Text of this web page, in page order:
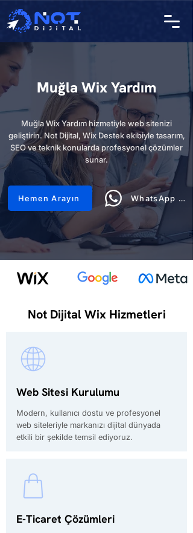
Muğla Wix Yardım
Muğla Wix Yardım hizmetiyle web sitenizi
geliştirin. Not Dijital, Wix Destek ekibiyle tasarım,
SEO ve teknik konularda profesyonel çözümler
sunar.
Hemen Arayın WhatsApp Hattı
Not Dijital Wix Hizmetleri
Web Sitesi Kurulumu
Modern, kullanıcı dostu ve profesyonel
web siteleriyle markanızı dijital dünyada
etkili bir şekilde temsil ediyoruz.
E-Ticaret Çözümleri